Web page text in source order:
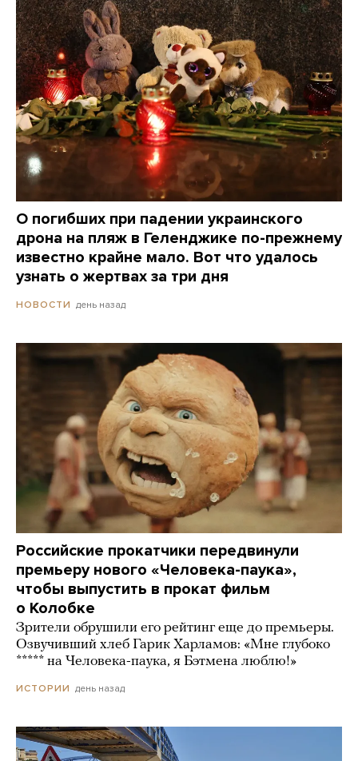
О погибших при падении украинского
дрона на пляж в Геленджике по-прежнему
известно крайне мало. Вот что удалось
узнать о жертвах за три дня
НОВОСТИ день назад
Российские прокатчики передвинули
премьеру нового «Человека-паука»,
чтобы выпустить в прокат фильм
о Колобке
Зрители обрушили его рейтинг еще до премьеры.
Озвучивший хлеб Гарик Харламов: «Мне глубоко
***** на Человека-паука, я Бэтмена люблю!»
ИСТОРИИ день назад